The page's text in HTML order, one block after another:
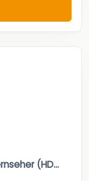
(HD...